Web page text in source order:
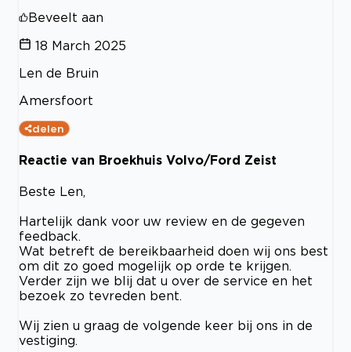
Beveelt aan
18 March 2025
Len de Bruin
Amersfoort
delen
Reactie van Broekhuis Volvo/Ford Zeist
Beste Len,
Hartelijk dank voor uw review en de gegeven
feedback.
Wat betreft de bereikbaarheid doen wij ons best
om dit zo goed mogelijk op orde te krijgen.
Verder zijn we blij dat u over de service en het
bezoek zo tevreden bent.
Wij zien u graag de volgende keer bij ons in de
vestiging.